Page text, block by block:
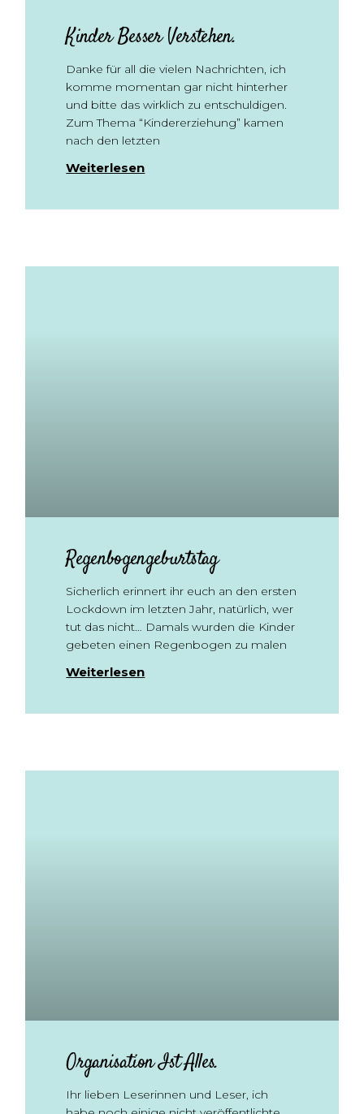
Kinder Besser Verstehen.
Danke für all die vielen Nachrichten, ich
komme momentan gar nicht hinterher
und bitte das wirklich zu entschuldigen.
Zum Thema “Kindererziehung” kamen
nach den letzten
Weiterlesen
Regenbogengeburtstag
Sicherlich erinnert ihr euch an den ersten
Lockdown im letzten Jahr, natürlich, wer
tut das nicht… Damals wurden die Kinder
gebeten einen Regenbogen zu malen
Weiterlesen
Organisation Ist Alles.
Ihr lieben Leserinnen und Leser, ich